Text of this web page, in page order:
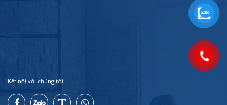
Kết nối với chúng tôi